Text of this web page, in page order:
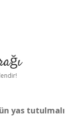
yas tutulmalı